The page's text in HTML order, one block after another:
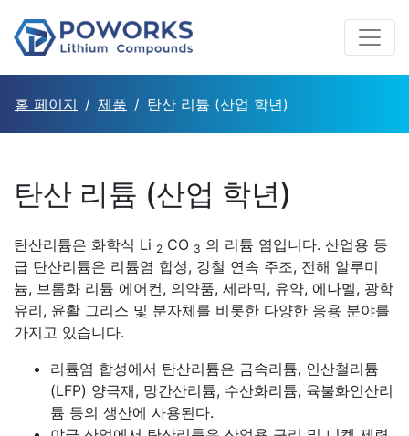
홈 페이지 제품 탄산 리튬 (산업 학년)
탄산 리튬 (산업 학년)
탄산리튬은 화학식 Li 2 CO 3 의 리튬 염입니다. 산업용 등
급 탄산리튬은 리튬염 합성, 강철 연속 주조, 전해 알루미
늄, 브롬화 리튬 에어컨, 의약품, 세라믹, 유약, 에나멜, 광학
유리, 윤활 그리스 및 분자체를 비롯한 다양한 응용 분야를
가지고 있습니다.
리튬염 합성에서 탄산리튬은 금속리튬, 인산철리튬
(LFP) 양극재, 망간산리튬, 수산화리튬, 육불화인산리
튬 등의 생산에 사용된다.